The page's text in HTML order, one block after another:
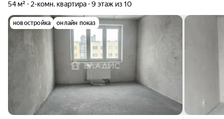
54 м² 2-комн. квартира 9 этаж из 10
новостройка онлайн показ